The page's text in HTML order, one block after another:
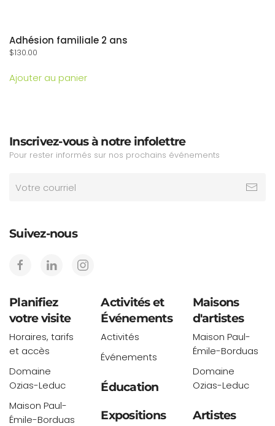
Adhésion familiale 2 ans
$130.00
Ajouter au panier
Inscrivez-vous à notre infolettre
Pour rester informés sur nos prochains événements
Suivez-nous
Planifiez
votre visite
Horaires, tarifs
et accès
Domaine
Ozias-Leduc
Maison Paul-
Émile-Borduas
Activités et
Événements
Activités
Événements
Éducation
Expositions
Maisons
d'artistes
Maison Paul-
Émile-Borduas
Domaine
Ozias-Leduc
Artistes